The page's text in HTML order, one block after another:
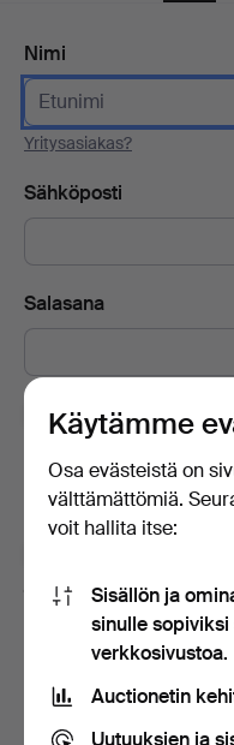
Nimi
Yritysasiakas?
Sähköposti
Salasana
Tilaa Auctionet -
esineitä ja inspiraatiota.
lopettaa tilauksen.
myyntiehdot
sekä
tietosuojakäytännön .
Käytämme
Osa evästeistä on
välttämättömiä.
voit hallita itse:
Sisällön ja
sinulle
verkkosivustoa.
Auctionetin
Uutuuksien ja